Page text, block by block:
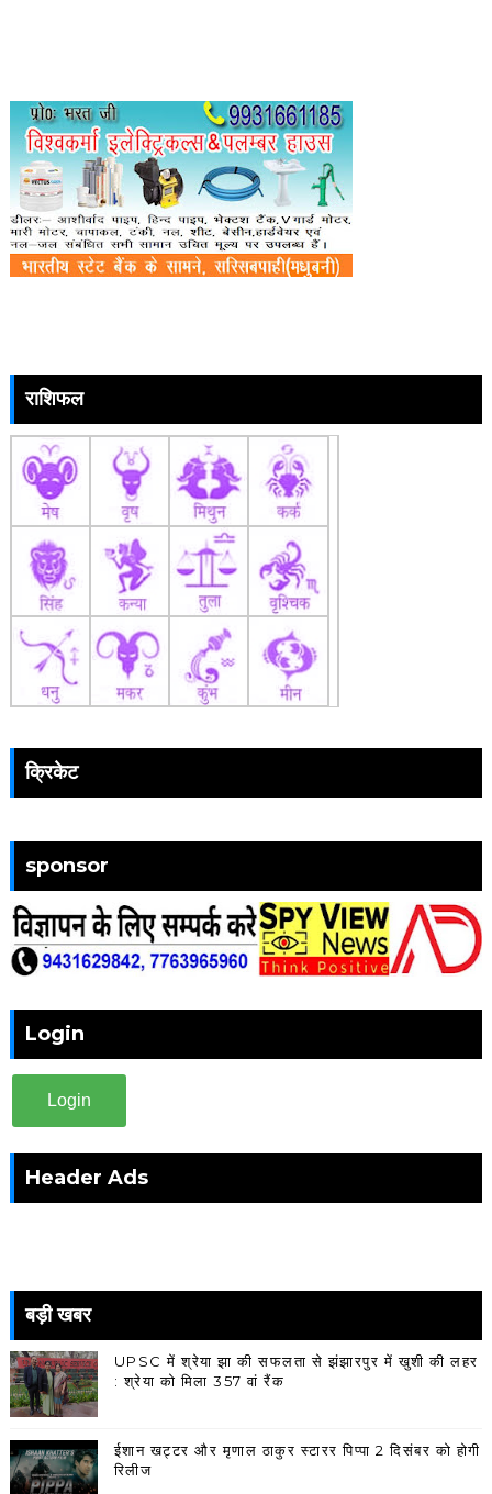
राशिफल
क्रिकेट
sponsor
Login
Login
Header Ads
बड़ी खबर
UPSC में श्रेया झा की सफलता से झंझारपुर में खुशी की लहर
: श्रेया को मिला 357 वां रैंक
ईशान खट्टर और मृणाल ठाकुर स्टारर पिप्पा 2 दिसंबर को होगी
रिलीज